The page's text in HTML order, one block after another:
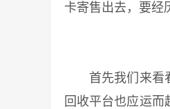
卡寄售出去，要经
首先我们来看看
回收平台也应运而